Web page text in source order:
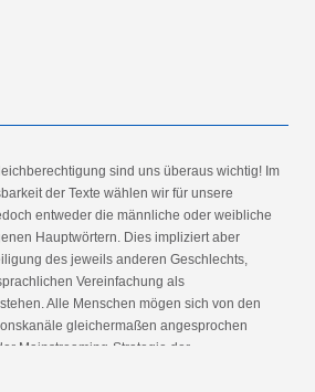
sind uns überaus wichtig! Im
der Texte wählen wir für unsere
entweder die männliche oder weibliche
Hauptwörtern. Dies impliziert aber
des jeweils anderen Geschlechts,
Vereinfachung als
Alle Menschen mögen sich von den
gleichermaßen angesprochen
Mainstreaming-Strategie der